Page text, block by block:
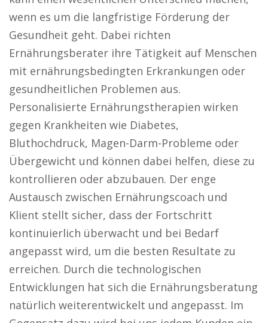
wenn es um die langfristige Förderung der
Gesundheit geht. Dabei richten
Ernährungsberater ihre Tätigkeit auf Menschen
mit ernährungsbedingten Erkrankungen oder
gesundheitlichen Problemen aus.
Personalisierte Ernährungstherapien wirken
gegen Krankheiten wie Diabetes,
Bluthochdruck, Magen-Darm-Probleme oder
Übergewicht und können dabei helfen, diese zu
kontrollieren oder abzubauen. Der enge
Austausch zwischen Ernährungscoach und
Klient stellt sicher, dass der Fortschritt
kontinuierlich überwacht und bei Bedarf
angepasst wird, um die besten Resultate zu
erreichen. Durch die technologischen
Entwicklungen hat sich die Ernährungsberatung
natürlich weiterentwickelt und angepasst. Im